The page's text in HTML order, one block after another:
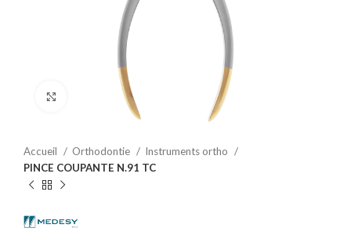
Cliquez pour agrandir
Accueil Orthodontie
Instruments ortho
PINCE COUPANTE N.91 TC